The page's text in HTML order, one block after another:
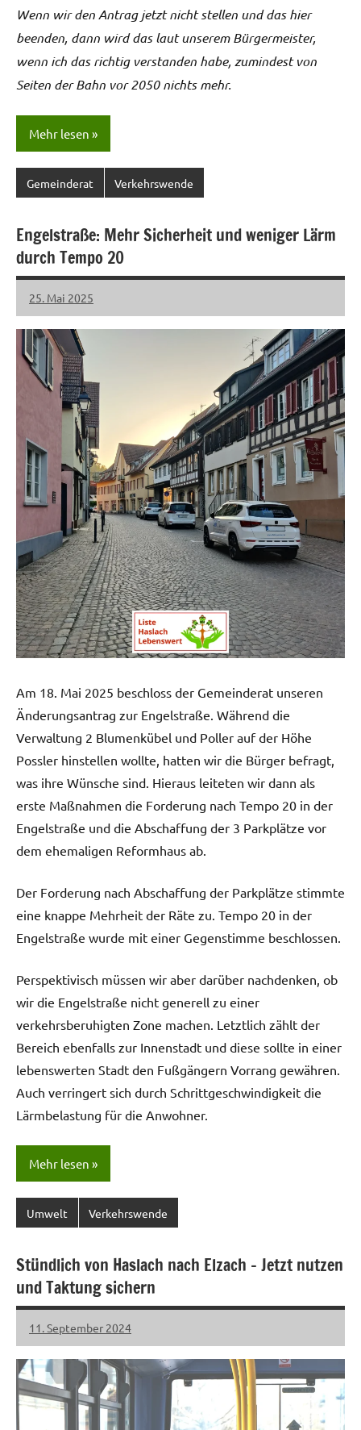
Wenn wir den Antrag jetzt nicht stellen und das hier
beenden, dann wird das laut unserem Bürgermeister,
wenn ich das richtig verstanden habe, zumindest von
Seiten der Bahn vor 2050 nichts mehr.
Mehr lesen
Gemeinderat Verkehrswende
Engelstraße: Mehr Sicherheit und weniger Lärm
durch Tempo 20
25. Mai 2025
LHL
Keine
Kommentare
Am 18. Mai 2025 beschloss der Gemeinderat unseren
Änderungsantrag zur Engelstraße. Während die
Verwaltung 2 Blumenkübel und Poller auf der Höhe
Possler hinstellen wollte, hatten wir die Bürger befragt,
was ihre Wünsche sind. Hieraus leiteten wir dann als
erste Maßnahmen die Forderung nach Tempo 20 in der
Engelstraße und die Abschaffung der 3 Parkplätze vor
dem ehemaligen Reformhaus ab.
Der Forderung nach Abschaffung der Parkplätze stimmte
eine knappe Mehrheit der Räte zu. Tempo 20 in der
Engelstraße wurde mit einer Gegenstimme beschlossen.
Perspektivisch müssen wir aber darüber nachdenken, ob
wir die Engelstraße nicht generell zu einer
verkehrsberuhigten Zone machen. Letztlich zählt der
Bereich ebenfalls zur Innenstadt und diese sollte in einer
lebenswerten Stadt den Fußgängern Vorrang gewähren.
Auch verringert sich durch Schrittgeschwindigkeit die
Lärmbelastung für die Anwohner.
Mehr lesen
Umwelt Verkehrswende
Stündlich von Haslach nach Elzach – Jetzt nutzen
und Taktung sichern
11. September 2024
LHL
1
Kommentar